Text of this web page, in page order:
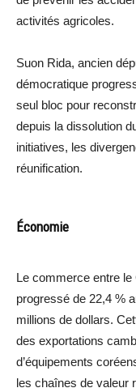
activités agricoles.
Suon Rida, ancien
démocratique
seul bloc pour
depuis la dissolution
initiatives, les
réunification.
Économie
Le commerce entre
progressé de 22,4 %
millions de dollars.
des exportations
d’équipements
les chaînes de valeur